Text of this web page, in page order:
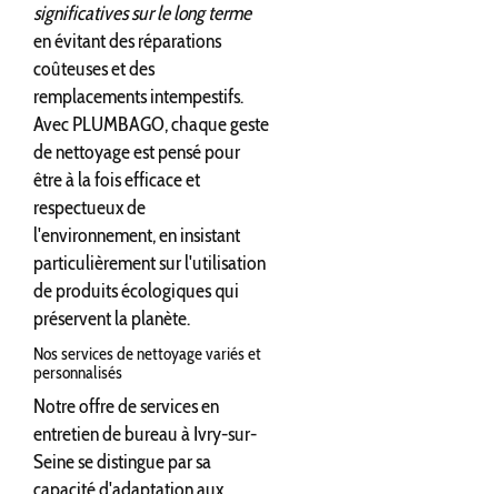
significatives sur le long terme
en évitant des réparations
coûteuses et des
remplacements intempestifs.
Avec PLUMBAGO, chaque geste
de nettoyage est pensé pour
être à la fois efficace et
respectueux de
l'environnement, en insistant
particulièrement sur l'utilisation
de produits écologiques qui
préservent la planète.
Nos services de nettoyage variés et
personnalisés
Notre offre de services en
entretien de bureau à Ivry-sur-
Seine se distingue par sa